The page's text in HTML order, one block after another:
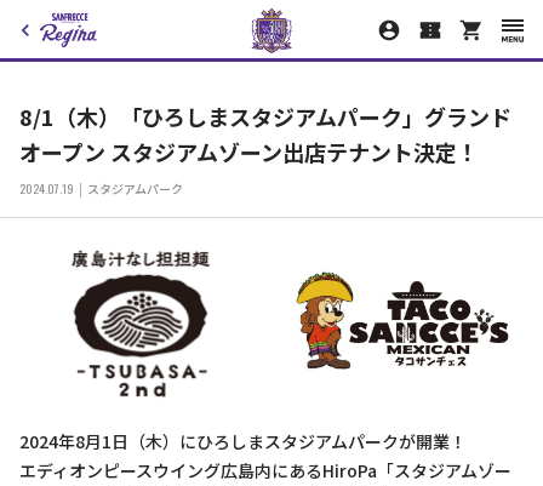
8/1（木）「ひろしまスタジアムパーク」グランド
オープン スタジアムゾーン出店テナント決定！
2024.07.19 スタジアムパーク
2024年8月1日（木）にひろしまスタジアムパークが開業！
エディオンピースウイング広島内にあるHiroPa「スタジアムゾー